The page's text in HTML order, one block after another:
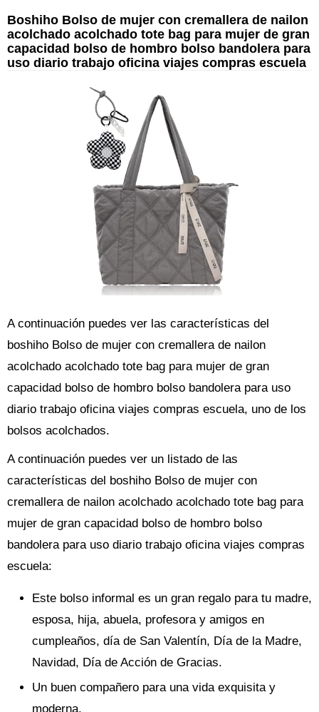
Boshiho Bolso de mujer con cremallera de nailon
acolchado acolchado tote bag para mujer de gran
capacidad bolso de hombro bolso bandolera para
uso diario trabajo oficina viajes compras escuela
A continuación puedes ver las características del
boshiho Bolso de mujer con cremallera de nailon
acolchado acolchado tote bag para mujer de gran
capacidad bolso de hombro bolso bandolera para uso
diario trabajo oficina viajes compras escuela, uno de los
bolsos acolchados.
A continuación puedes ver un listado de las
características del boshiho Bolso de mujer con
cremallera de nailon acolchado acolchado tote bag para
mujer de gran capacidad bolso de hombro bolso
bandolera para uso diario trabajo oficina viajes compras
escuela:
Este bolso informal es un gran regalo para tu madre,
esposa, hija, abuela, profesora y amigos en
cumpleaños, día de San Valentín, Día de la Madre,
Navidad, Día de Acción de Gracias.
Un buen compañero para una vida exquisita y
moderna.